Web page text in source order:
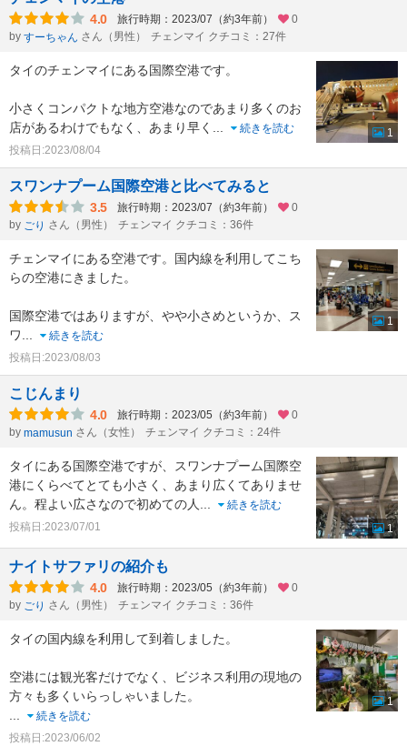
4.0 旅行時期：2023/07（約3年前）
0
by すーちゃん さん（男性） チェンマイ クチコミ：27件
タイのチェンマイにある国際空港です。
小さくコンパクトな地方空港なのであまり多くのお
店があるわけでもなく、あまり早く
続きを読む
投稿日:2023/08/04
1
スワンナプーム国際空港と比べてみると
3.5 旅行時期：2023/07（約3年前）
0
by ごり さん（男性） チェンマイ クチコミ：36件
チェンマイにある空港です。国内線を利用してこち
らの空港にきました。
国際空港ではありますが、やや小さめというか、ス
ワ
続きを読む
投稿日:2023/08/03
1
こじんまり
4.0 旅行時期：2023/05（約3年前）
0
by mamusun さん（女性） チェンマイ クチコミ：24件
タイにある国際空港ですが、スワンナプーム国際空
港にくらべてとても小さく、あまり広くてありませ
ん。程よい広さなので初めての人
続きを読む
投稿日:2023/07/01
1
ナイトサファリの紹介も
4.0 旅行時期：2023/05（約3年前）
0
by ごり さん（男性） チェンマイ クチコミ：36件
タイの国内線を利用して到着しました。
空港には観光客だけでなく、ビジネス利用の現地の
方々も多くいらっしゃいました。
続きを読む
投稿日:2023/06/02
1